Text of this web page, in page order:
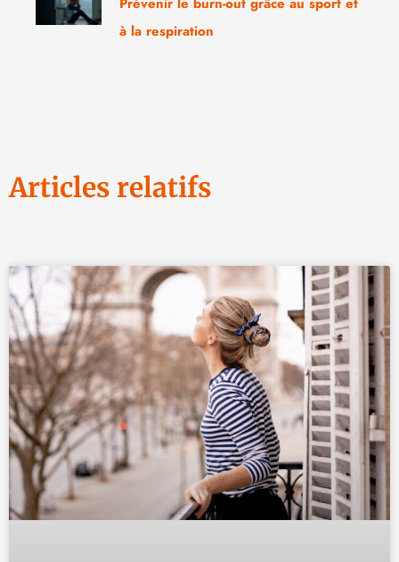
à la respiration
Articles relatifs